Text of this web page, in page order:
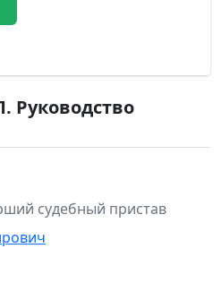
Руководство
судебный пристав